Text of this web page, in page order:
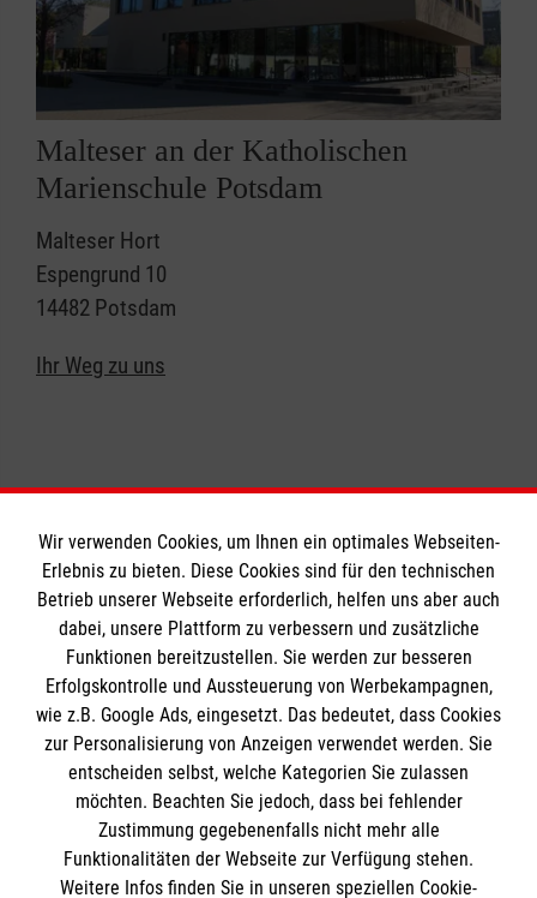
Malteser an der Katholischen
Marienschule Potsdam
Malteser Hort
Espengrund 10
14482 Potsdam
Ihr Weg zu uns
Informationen
Impressum
Datenschutz
Kontakt
Barrierefreiheit
Die Malteser
Malteser in Deutschland
Malteserorden
Spendenkonto
Wir verwenden Cookies, um Ihnen ein optimales Webseiten-
Erlebnis zu bieten. Diese Cookies sind für den technischen
Betrieb unserer Webseite erforderlich, helfen uns aber auch
dabei, unsere Plattform zu verbessern und zusätzliche
Funktionen bereitzustellen. Sie werden zur besseren
Erfolgskontrolle und Aussteuerung von Werbekampagnen,
wie z.B. Google Ads, eingesetzt. Das bedeutet, dass Cookies
zur Personalisierung von Anzeigen verwendet werden. Sie
entscheiden selbst, welche Kategorien Sie zulassen
möchten. Beachten Sie jedoch, dass bei fehlender
Zustimmung gegebenenfalls nicht mehr alle
Funktionalitäten der Webseite zur Verfügung stehen.
Weitere Infos finden Sie in unseren speziellen Cookie-